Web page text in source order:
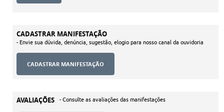
CADASTRAR MANIFESTAÇÃO
- Envie sua dúvida, denúncia, sugestão, elogio para nosso canal da ouvidoria
AVALIAÇÕES - Consulte as avaliações das manifestações